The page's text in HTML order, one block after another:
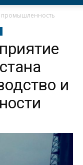
промышленность
и